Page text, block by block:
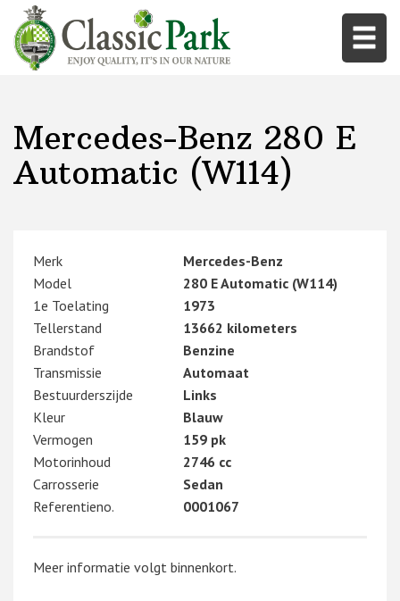
Mercedes-Benz 280 E
Automatic (W114)
Merk
Mercedes-Benz
Model
280 E Automatic (W114)
1e Toelating
1973
Tellerstand
13662 kilometers
Brandstof
Benzine
Transmissie
Automaat
Bestuurderszijde
Links
Kleur
Blauw
Vermogen
159 pk
Motorinhoud
2746 cc
Carrosserie
Sedan
Referentieno.
0001067
Meer informatie volgt binnenkort.